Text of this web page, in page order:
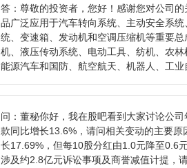
答： 尊敬的投资者，您好！感谢您对公司
品广泛应用于汽车转向系统、主动安全系
统、变速箱、发动机和空调压缩机等重要
机、液压传动系统、电动工具、纺机、农
能源汽车和国防、航空航天、机器人、工
问： 董秘你好，我在股吧看到大家讨论公
款同比增长13.6%，请问相关变动的主要
长17.69%，但每10股分红由1.0元降至0.6
涉及约2.8亿元诉讼事项及商誉减值计提，